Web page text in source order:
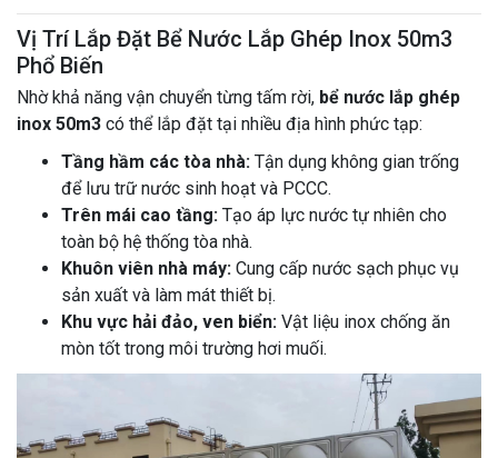
Vị Trí Lắp Đặt Bể Nước Lắp Ghép Inox 50m3
Phổ Biến
Nhờ khả năng vận chuyển từng tấm rời, bể nước lắp ghép
inox 50m3 có thể lắp đặt tại nhiều địa hình phức tạp:
Tầng hầm các tòa nhà: Tận dụng không gian trống
để lưu trữ nước sinh hoạt và PCCC.
Trên mái cao tầng: Tạo áp lực nước tự nhiên cho
toàn bộ hệ thống tòa nhà.
Khuôn viên nhà máy: Cung cấp nước sạch phục vụ
sản xuất và làm mát thiết bị.
Khu vực hải đảo, ven biển: Vật liệu inox chống ăn
mòn tốt trong môi trường hơi muối.